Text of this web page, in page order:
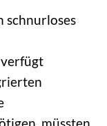
schnurloses